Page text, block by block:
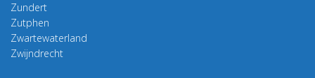
Zundert
Zutphen
Zwartewaterland
Zwijndrecht